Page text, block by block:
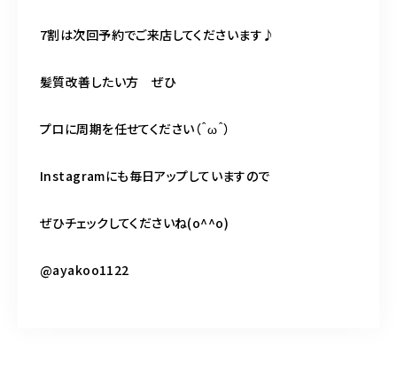
7割は次回予約でご来店してくださいます♪
髪質改善したい方 ぜひ
プロに周期を任せてください（＾ω＾）
Instagramにも毎日アップしていますので
ぜひチェックしてくださいね(o^^o)
@ayakoo1122